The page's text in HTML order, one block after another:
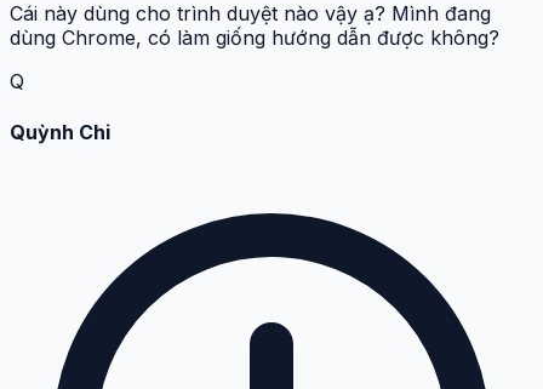
Cái này dùng cho trình duyệt nào vậy ạ? Mình đang
dùng Chrome, có làm giống hướng dẫn được không?
Q
Quỳnh Chi